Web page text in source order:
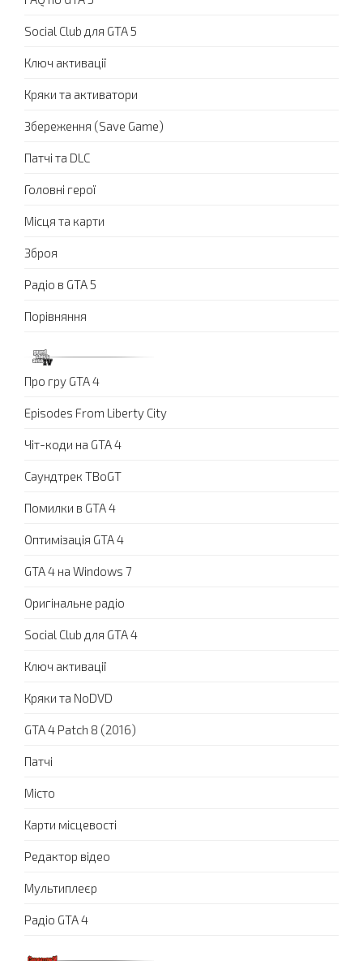
Social Club для GTA 5
Ключ активації
Кряки та активатори
Збереження (Save Game)
Патчі та DLC
Головні герої
Місця та карти
Зброя
Радіо в GTA 5
Порівняння
Про гру GTA 4
Episodes From Liberty City
Чіт-коди на GTA 4
Саундтрек TBoGT
Помилки в GTA 4
Оптимізація GTA 4
GTA 4 на Windows 7
Оригінальне радіо
Social Club для GTA 4
Ключ активації
Кряки та NoDVD
GTA 4 Patch 8 (2016)
Патчі
Місто
Карти місцевості
Редактор відео
Мультиплеєр
Радіо GTA 4